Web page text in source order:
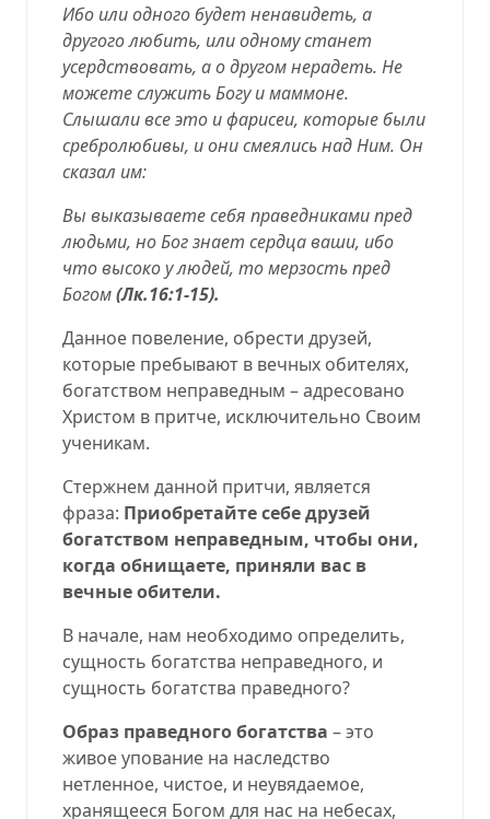
Ибо или одного будет ненавидеть, а
другого любить, или одному станет
усердствовать, а о другом нерадеть. Не
можете служить Богу и маммоне.
Слышали все это и фарисеи, которые были
сребролюбивы, и они смеялись над Ним. Он
сказал им:
Вы выказываете себя праведниками пред
людьми, но Бог знает сердца ваши, ибо
что высоко у людей, то мерзость пред
Богом(Лк.16:1-15).
Данное повеление, обрести друзей,
которые пребывают в вечных обителях,
богатством неправедным – адресовано
Христом в притче, исключительно Своим
ученикам.
Стержнем данной притчи, является
фраза: Приобретайте себе друзей
богатством неправедным, чтобы они,
когда обнищаете, приняли вас в
вечные обители.
В начале, нам необходимо определить,
сущность богатства неправедного, и
сущность богатства праведного?
Образ праведного богатства – это
живое упование на наследство
нетленное, чистое, и неувядаемое,
хранящееся Богом для нас на небесах,